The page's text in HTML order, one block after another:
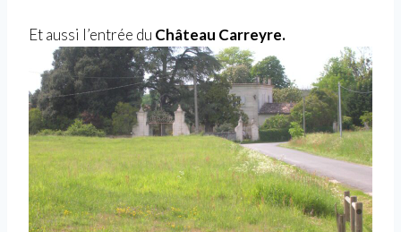
Et aussi l’entrée du Château Carreyre.